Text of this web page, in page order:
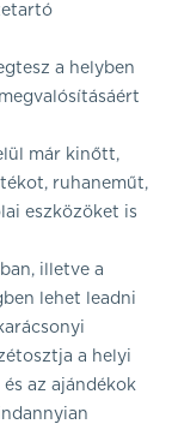
a helyben
már kinőtt,
ruhaneműt,
eszközöket is
illetve a
lehet leadni
a helyi
az ajándékok